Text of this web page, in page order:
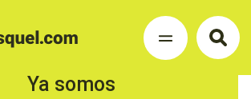
Ya somos